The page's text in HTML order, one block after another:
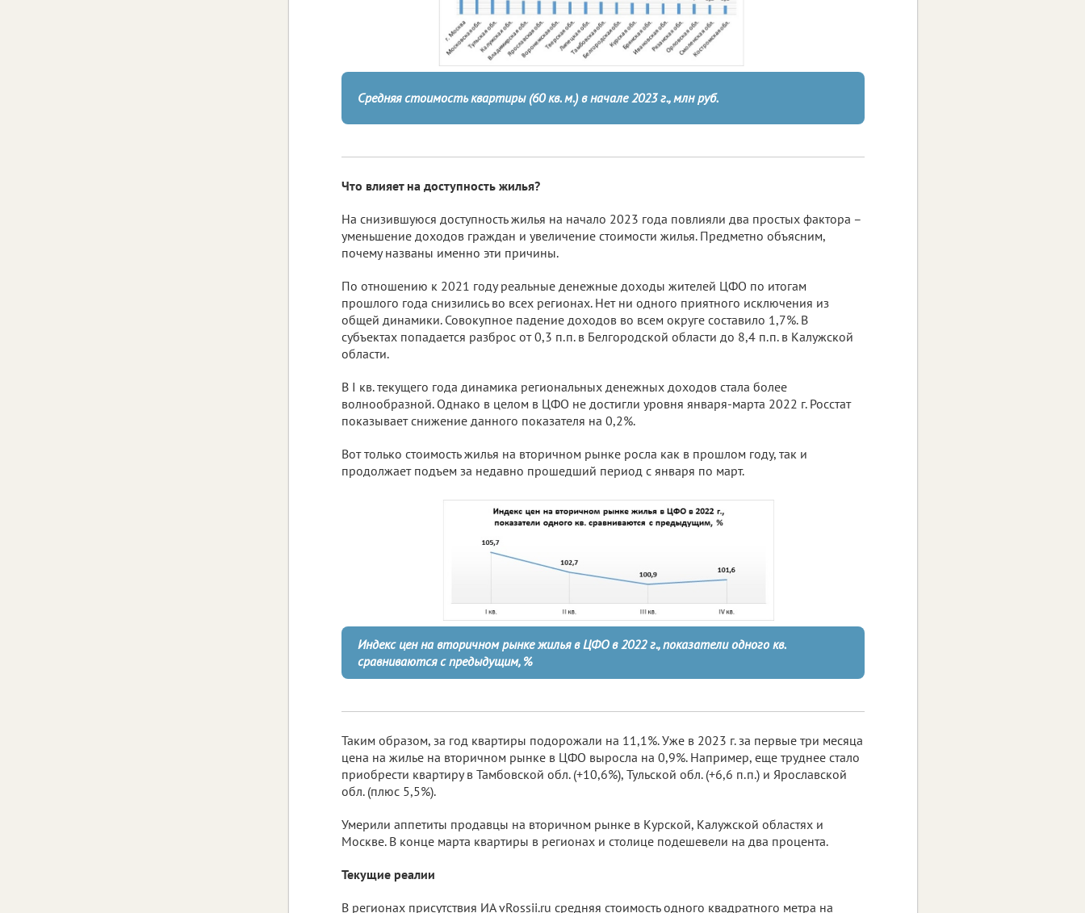
Средняя стоимость квартиры (60 кв. м.) в начале 2023 г., млн руб.
Что влияет на доступность жилья?
На снизившуюся доступность жилья на начало 2023 года повлияли два простых фактора –
уменьшение доходов граждан и увеличение стоимости жилья. Предметно объясним,
почему названы именно эти причины.
По отношению к 2021 году реальные денежные доходы жителей ЦФО по итогам
прошлого года снизились во всех регионах. Нет ни одного приятного исключения из
общей динамики. Совокупное падение доходов во всем округе составило 1,7%. В
субъектах попадается разброс от 0,3 п.п. в Белгородской области до 8,4 п.п. в Калужской
области.
В I кв. текущего года динамика региональных денежных доходов стала более
волнообразной. Однако в целом в ЦФО не достигли уровня января-марта 2022 г. Росстат
показывает снижение данного показателя на 0,2%.
Вот только стоимость жилья на вторичном рынке росла как в прошлом году, так и
продолжает подъем за недавно прошедший период с января по март.
Индекс цен на вторичном рынке жилья в ЦФО в 2022 г., показатели одного кв.
сравниваются с предыдущим, %
Таким образом, за год квартиры подорожали на 11,1%. Уже в 2023 г. за первые три месяца
цена на жилье на вторичном рынке в ЦФО выросла на 0,9%. Например, еще труднее стало
приобрести квартиру в Тамбовской обл. (+10,6%), Тульской обл. (+6,6 п.п.) и Ярославской
обл. (плюс 5,5%).
Умерили аппетиты продавцы на вторичном рынке в Курской, Калужской областях и
Москве. В конце марта квартиры в регионах и столице подешевели на два процента.
Текущие реалии
В регионах присутствия ИА vRossii.ru средняя стоимость одного квадратного метра на